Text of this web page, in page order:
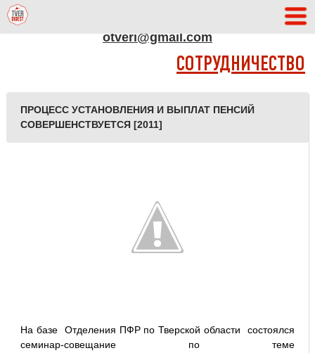
otveri@gmail.com
СОТРУДНИЧЕСТВО
ПРОЦЕСС УСТАНОВЛЕНИЯ И ВЫПЛАТ ПЕНСИЙ
СОВЕРШЕНСТВУЕТСЯ [2011]
На базе Отделения ПФР по Тверской области состоялся
семинар-совещание по теме